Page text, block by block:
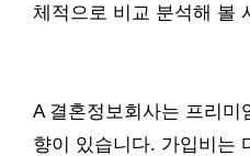
체적으로 비교 분석해 볼
A 결혼정보회사는 프리미
향이 있습니다. 가입비는